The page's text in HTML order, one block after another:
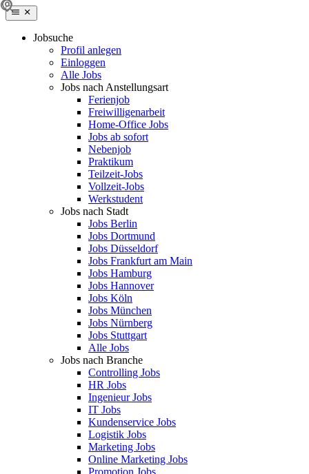
Jobsuche
Profil anlegen
Einloggen
Alle Jobs
Jobs nach Anstellungsart
Ferienjob
Freiwilligenarbeit
Home-Office Jobs
Jobs ab sofort
Nebenjob
Praktikum
Teilzeit-Jobs
Vollzeit-Jobs
Werkstudent
Jobs nach Stadt
Jobs Berlin
Jobs Dortmund
Jobs Düsseldorf
Jobs Frankfurt am Main
Jobs Hamburg
Jobs Hannover
Jobs Köln
Jobs München
Jobs Nürnberg
Jobs Stuttgart
Alle Jobs
Jobs nach Branche
Controlling Jobs
HR Jobs
Ingenieur Jobs
IT Jobs
Kundenservice Jobs
Logistik Jobs
Marketing Jobs
Online Marketing Jobs
Promotion Jobs